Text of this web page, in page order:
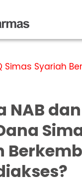
Simas Syariah
NAB